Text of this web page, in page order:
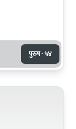
पुरुष · ५४